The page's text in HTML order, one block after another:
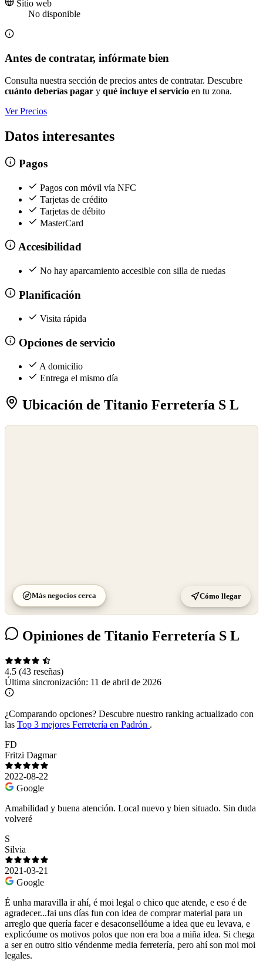
Sitio web
No disponible
Antes de contratar, infórmate bien
Consulta nuestra sección de precios antes de contratar. Descubre
cuánto deberías pagar y qué incluye el servicio en tu zona.
Ver Precios
Datos interesantes
Pagos
Pagos con móvil vía NFC
Tarjetas de crédito
Tarjetas de débito
MasterCard
Accesibilidad
No hay aparcamiento accesible con silla de ruedas
Planificación
Visita rápida
Opciones de servicio
A domicilio
Entrega el mismo día
Ubicación de Titanio Ferretería S L
Más negocios cerca Cómo llegar
Opiniones de Titanio Ferretería S L
4.5 (43 reseñas)
Última sincronización: 11 de abril de 2026
¿Comparando opciones? Descubre nuestro ranking actualizado con
las Top 3 mejores Ferretería en Padrón .
FD
Fritzi Dagmar
2022-08-22
Google
Amabilidad y buena atención. Local nuevo y bien situado. Sin duda
volveré
S
Silvia
2021-03-21
Google
É unha maravilla ir ahí, é moi legal o chico que atende, e eso é de
agradecer...fai uns días fun con idea de comprar material para un
arreglo que quería facer e desaconsellóume a idea que eu levava, e
explicóume os motivos polos que non era boa a miña idea. Si chega
a ser en outro sitio véndenme media ferretería, pero ahí son moi moi
legales.